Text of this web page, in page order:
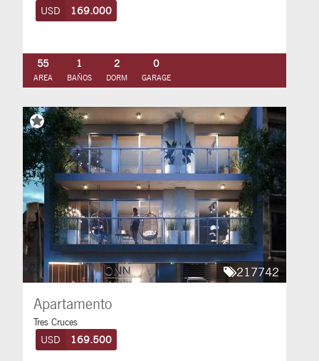
USD 169.000
55
AREA
1
BAÑOS
2
DORM
0
GARAGE
217742
Apartamento
Tres Cruces
USD 169.500